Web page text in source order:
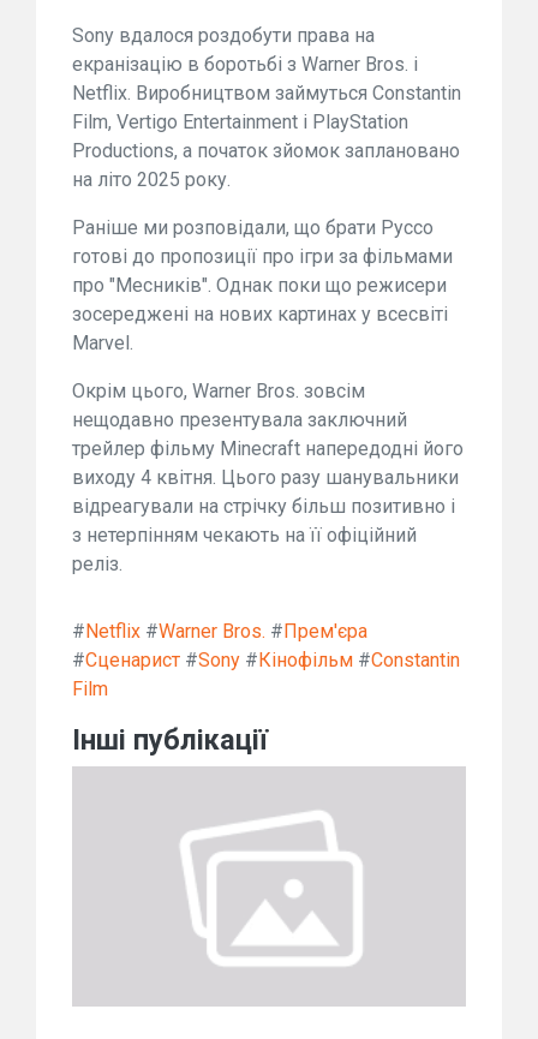
Sony вдалося роздобути права на
екранізацію в боротьбі з Warner Bros. і
Netflix. Виробництвом займуться Constantin
Film, Vertigo Entertainment і PlayStation
Productions, а початок зйомок заплановано
на літо 2025 року.
Раніше ми розповідали, що брати Руссо
готові до пропозиції про ігри за фільмами
про "Месників". Однак поки що режисери
зосереджені на нових картинах у всесвіті
Marvel.
Окрім цього, Warner Bros. зовсім
нещодавно презентувала заключний
трейлер фільму Minecraft напередодні його
виходу 4 квітня. Цього разу шанувальники
відреагували на стрічку більш позитивно і
з нетерпінням чекають на її офіційний
реліз.
#Netflix #Warner Bros. #Прем'єра
#Сценарист #Sony #Кінофільм #Constantin
Film
Інші публікації